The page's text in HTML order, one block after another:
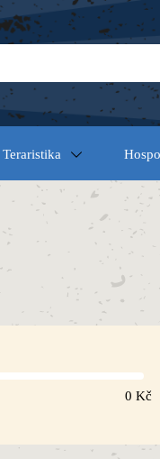
Teraristika
0 Kč